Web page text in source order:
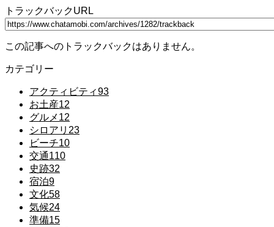
トラックバックURL
この記事へのトラックバックはありません。
カテゴリー
アクティビティ93
お土産12
グルメ 12
シロアリ 23
ビーチ10
交通110
史跡32
宿泊9
文化58
気候24
準備15